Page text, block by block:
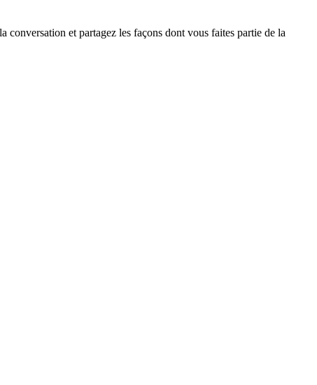
et partagez les façons dont vous faites partie de la